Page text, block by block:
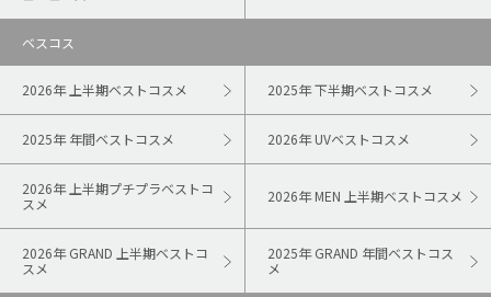
ベスコス
2026年 上半期ベストコスメ 2025年 下半期ベストコスメ
2025年 年間ベストコスメ 2026年 UVベストコスメ
2026年 上半期プチプラベストコ
スメ
2026年 MEN 上半期ベストコスメ
2026年 GRAND 上半期ベストコ
スメ
2025年 GRAND 年間ベストコス
メ